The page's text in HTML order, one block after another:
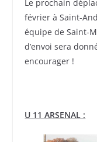
Le prochain
février à Saint-
équipe de Saint-
d’envoi sera
encourager !
U 11 ARSENAL :